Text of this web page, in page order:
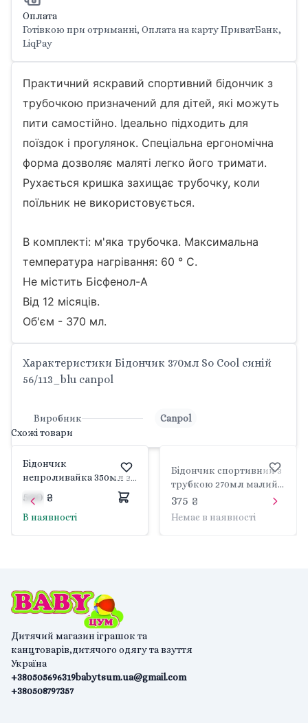
Оплата
Готівкою при отриманні, Оплата на карту ПриватБанк,
LiqPay
Практичний яскравий спортивний бідончик з
трубочкою призначений для дітей, які можуть
пити самостійно. Ідеально підходить для
поїздок і прогулянок. Спеціальна ергономічна
форма дозволяє маляті легко його тримати.
Рухається кришка захищає трубочку, коли
поїльник не використовується.
В комплекті: м'яка трубочка. Максимальна
температура нагрівання: 60 ° C.
Не містить Бісфенол-А
Від 12 місяців.
Об'єм - 370 мл.
Характеристики Бідончик 370мл So Cool синій
56/113_blu canpol
Виробник
Canpol
Схожі товари
Бідончик
непроливайка 350мл з
трубочкою синя з
малюнком 56/516_blu
590 ₴
В наявності
Бідончик спортивний з
трубкою 270мл малий
синій 56/109_blu Canpol
375 ₴
Немає в наявності
Дитячий магазин іграшок та
канцтоварів,дитячого одягу та взуття
Україна
+380505696319
+380508797357
babytsum.ua@gmail.com